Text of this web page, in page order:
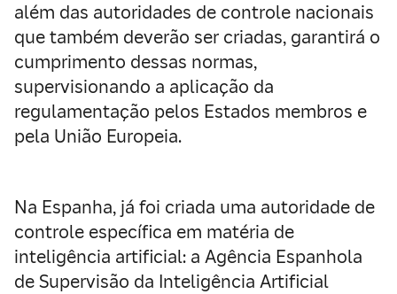
além das autoridades de controle nacionais
que também deverão ser criadas, garantirá o
cumprimento dessas normas,
supervisionando a aplicação da
regulamentação pelos Estados membros e
pela União Europeia.
Na Espanha, já foi criada uma autoridade de
controle específica em matéria de
inteligência artificial: a Agência Espanhola
de Supervisão da Inteligência Artificial